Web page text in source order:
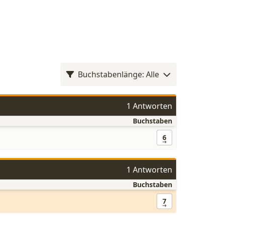
Buchstabenlänge: Alle
1 Antworten
Buchstaben
6
1 Antworten
Buchstaben
7